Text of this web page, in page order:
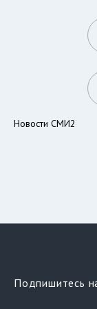
Новости СМИ2
Подпишитесь